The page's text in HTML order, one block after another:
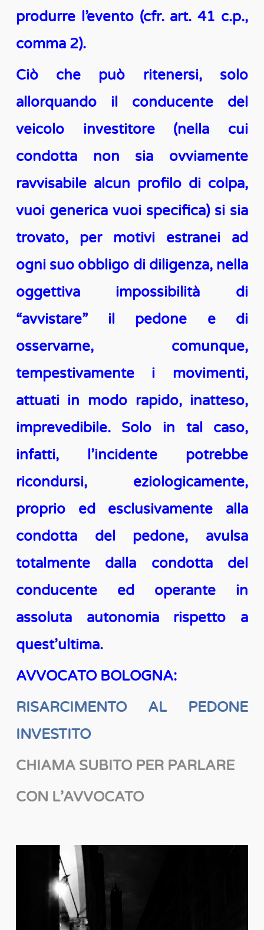
produrre l’evento (cfr. art. 41 c.p.,
comma 2).
Ciò che può ritenersi, solo
allorquando il conducente del
veicolo investitore (nella cui
condotta non sia ovviamente
ravvisabile alcun profilo di colpa,
vuoi generica vuoi specifica) si sia
trovato, per motivi estranei ad
ogni suo obbligo di diligenza, nella
oggettiva impossibilità di
“avvistare” il pedone e di
osservarne, comunque,
tempestivamente i movimenti,
attuati in modo rapido, inatteso,
imprevedibile. Solo in tal caso,
infatti, l’incidente potrebbe
ricondursi, eziologicamente,
proprio ed esclusivamente alla
condotta del pedone, avulsa
totalmente dalla condotta del
conducente ed operante in
assoluta autonomia rispetto a
quest’ultima.
AVVOCATO BOLOGNA:
RISARCIMENTO AL PEDONE
INVESTITO
CHIAMA SUBITO PER PARLARE
CON L’AVVOCATO